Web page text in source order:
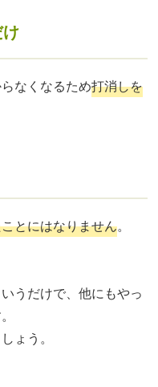
なくなるため打消しを
とにはなりません。
うだけで、他にもやっ
ょう。